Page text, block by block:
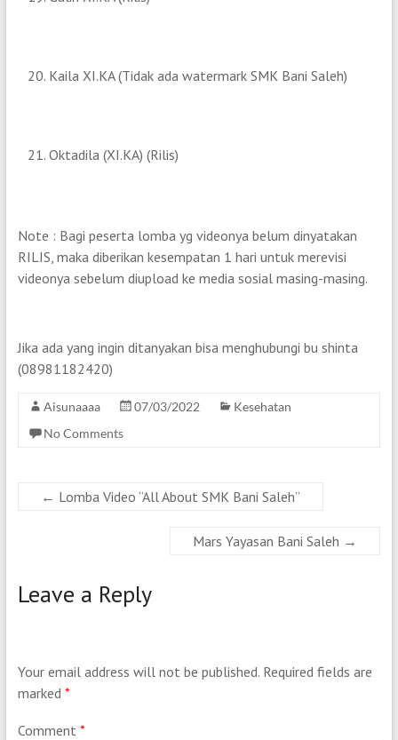
Kaila XI.KA (Tidak ada watermark SMK Bani Saleh)
Oktadila (XI.KA) (Rilis)
Note : Bagi peserta lomba yg videonya belum dinyatakan
RILIS, maka diberikan kesempatan 1 hari untuk merevisi
videonya sebelum diupload ke media sosial masing-masing.
Jika ada yang ingin ditanyakan bisa menghubungi bu shinta
(08981182420)
Aisunaaaa 07/03/2022
Kesehatan
No Comments
← Lomba Video “All About SMK Bani Saleh”
Mars Yayasan Bani Saleh →
Leave a Reply
Your email address will not be published. Required fields are
marked *
Comment *